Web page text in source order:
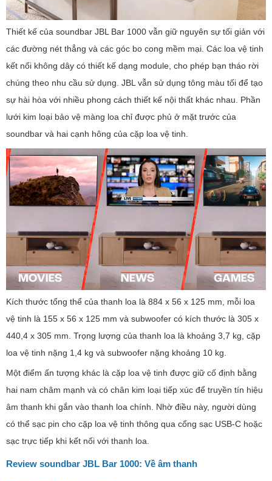
Thiết kế của soundbar JBL Bar 1000 vẫn giữ nguyên sự tối giản với
các đường nét thẳng và các góc bo cong mềm mại. Các loa vệ tinh
kết nối không dây có thiết kế dạng module, cho phép bạn tháo rời
chúng theo nhu cầu sử dụng. JBL vẫn sử dụng tông màu tối để tạo
sự hài hòa với nhiều phong cách thiết kế nội thất khác nhau. Phần
lưới kim loại bảo vệ màng loa chỉ được phủ ở mặt trước của
soundbar và hai cạnh hông của cặp loa vệ tinh.
Kích thước tổng thể của thanh loa là 884 x 56 x 125 mm, mỗi loa
vệ tinh là 155 x 56 x 125 mm và subwoofer có kích thước là 305 x
440,4 x 305 mm. Trọng lượng của thanh loa là khoảng 3,7 kg, cặp
loa vệ tinh nặng 1,4 kg và subwoofer nặng khoảng 10 kg.
Một điểm ấn tượng khác là cặp loa vệ tinh được giữ cố định bằng
hai nam châm mạnh và có chân kim loại tiếp xúc để truyền tín hiệu
âm thanh khi gắn vào thanh loa chính. Nhờ điều này, người dùng
có thể sạc pin cho cặp loa vệ tinh thông qua cổng sạc USB-C hoặc
sạc trực tiếp khi kết nối với thanh loa.
Review soundbar JBL Bar 1000: Về âm thanh